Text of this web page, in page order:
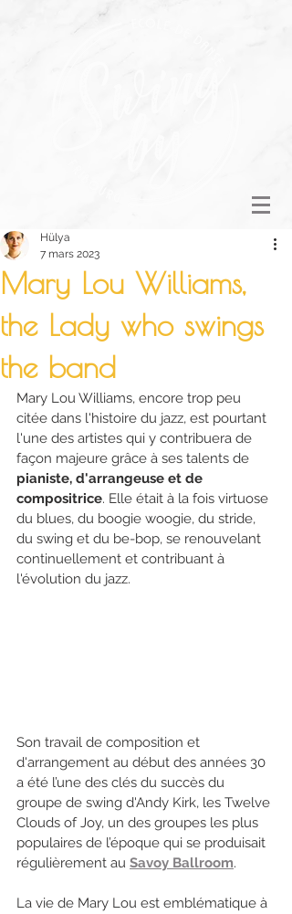
Mary Lou Williams,
the Lady who swings
the band
Hülya
7 mars 2023
Mary Lou Williams, encore trop peu
citée dans l'histoire du jazz, est pourtant
l'une des artistes qui y contribuera de
façon majeure grâce à ses talents de
pianiste, d'arrangeuse et de
compositrice. Elle était à la fois virtuose
du blues, du boogie woogie, du stride,
du swing et du be-bop, se renouvelant
continuellement et contribuant à
l'évolution du jazz.
Son travail de composition et
d'arrangement au début des années 30
a été l’une des clés du succès du
groupe de swing d'Andy Kirk, les Twelve
Clouds of Joy, un des groupes les plus
populaires de l’époque qui se produisait
régulièrement au Savoy Ballroom.
La vie de Mary Lou est emblématique à